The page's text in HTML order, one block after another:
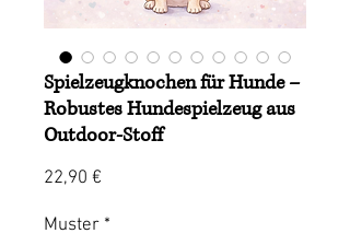
Spielzeugknochen für Hunde –
Robustes Hundespielzeug aus
Outdoor-Stoff
22,90 €
Muster *